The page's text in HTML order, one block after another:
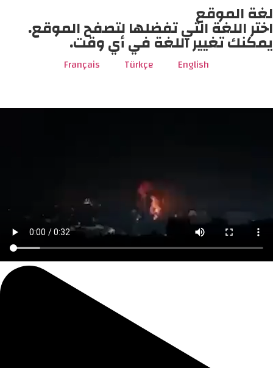
لغة الموقع
اختر اللغة التي تفضلها لتصفح الموقع.
يمكنك تغيير اللغة في أي وقت.
English
Türkçe
Français